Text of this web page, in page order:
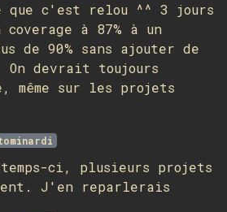
que c'est relou ^^ 3 jours
à 87% à un
de 90% sans ajouter de
devrait toujours
même sur les projets
ci, plusieurs projets
J'en reparlerais